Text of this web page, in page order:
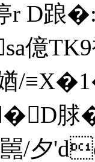
D踉
億
脙
/夕